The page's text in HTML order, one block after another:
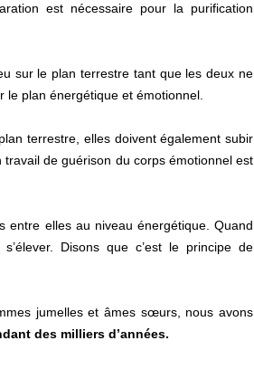
est nécessaire pour la purification
sur le plan terrestre tant que les deux ne
plan énergétique et émotionnel.
terrestre, elles doivent également subir
de guérison du corps émotionnel est
entre elles au niveau énergétique. Quand
Disons que c’est le principe de
jumelles et âmes sœurs, nous avons
des milliers d’années.